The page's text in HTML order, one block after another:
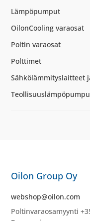
Lämpöpumput
OilonCooling varaosat
Poltin varaosat
Polttimet
Sähkölämmityslaitteet
Oilon Group Oy
webshop@oilon.com
Poltinvaraosamyynti